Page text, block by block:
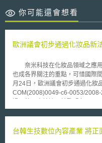
你可能還會想看
歐洲議會初步通過化妝品新
奈米科技在化妝品領域之應用
也成各界關注的重點，可惜國際間遲遲
月24日，歐洲議會初步通過化妝
COM(2008)0049-c6-0053/
次納入奈米科技之考量。其所界
100奈米之間」。為確保奈米化
台韓生技數位內容產業 將正